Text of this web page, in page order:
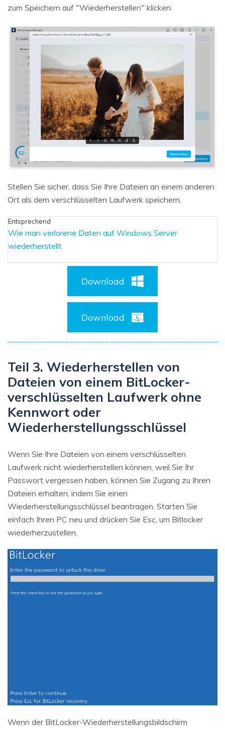
zum Speichern auf "Wiederherstellen" klicken.
Stellen Sie sicher, dass Sie Ihre Dateien an einem anderen
Ort als dem verschlüsselten Laufwerk speichern.
Entsprechend
Wie man verlorene Daten auf Windows Server
wiederherstellt
Download
Download
Teil 3. Wiederherstellen von
Dateien von einem BitLocker-
verschlüsselten Laufwerk ohne
Kennwort oder
Wiederherstellungsschlüssel
Wenn Sie Ihre Dateien von einem verschlüsselten
Laufwerk nicht wiederherstellen können, weil Sie Ihr
Passwort vergessen haben, können Sie Zugang zu Ihren
Dateien erhalten, indem Sie einen
Wiederherstellungsschlüssel beantragen. Starten Sie
einfach Ihren PC neu und drücken Sie Esc, um Bitlocker
wiederherzustellen.
Wenn der BitLocker-Wiederherstellungsbildschirm